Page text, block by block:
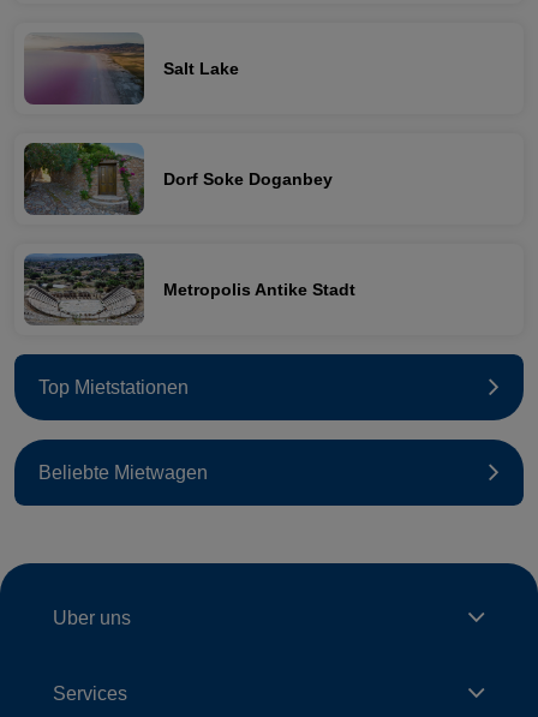
Salt Lake
Dorf Soke Doganbey
Metropolis Antike Stadt
Top Mietstationen
Beliebte Mietwagen
Uber uns
Services